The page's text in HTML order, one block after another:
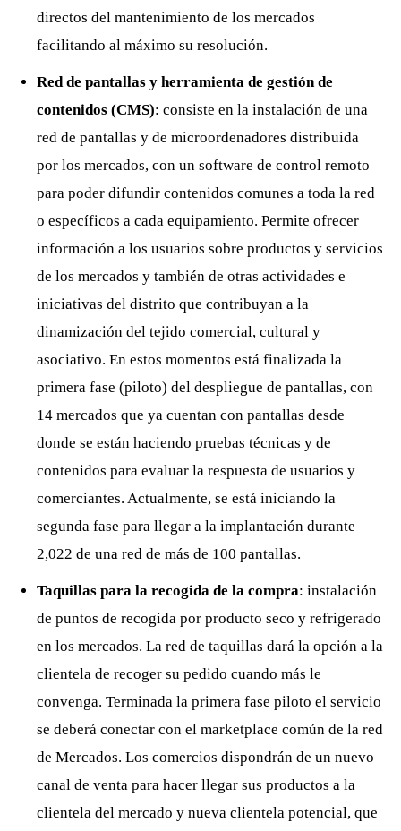
directos del mantenimiento de los mercados
facilitando al máximo su resolución.
Red de pantallas y herramienta de gestión de
contenidos (CMS): consiste en la instalación de una
red de pantallas y de microordenadores distribuida
por los mercados, con un software de control remoto
para poder difundir contenidos comunes a toda la red
o específicos a cada equipamiento. Permite ofrecer
información a los usuarios sobre productos y servicios
de los mercados y también de otras actividades e
iniciativas del distrito que contribuyan a la
dinamización del tejido comercial, cultural y
asociativo. En estos momentos está finalizada la
primera fase (piloto) del despliegue de pantallas, con
14 mercados que ya cuentan con pantallas desde
donde se están haciendo pruebas técnicas y de
contenidos para evaluar la respuesta de usuarios y
comerciantes. Actualmente, se está iniciando la
segunda fase para llegar a la implantación durante
2,022 de una red de más de 100 pantallas.
Taquillas para la recogida de la compra: instalación
de puntos de recogida por producto seco y refrigerado
en los mercados. La red de taquillas dará la opción a la
clientela de recoger su pedido cuando más le
convenga. Terminada la primera fase piloto el servicio
se deberá conectar con el marketplace común de la red
de Mercados. Los comercios dispondrán de un nuevo
canal de venta para hacer llegar sus productos a la
clientela del mercado y nueva clientela potencial, que